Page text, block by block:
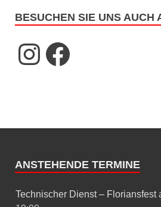
BESUCHEN SIE UNS AUCH
ANSTEHENDE TERMINE
Technischer Dienst – Floriansfest